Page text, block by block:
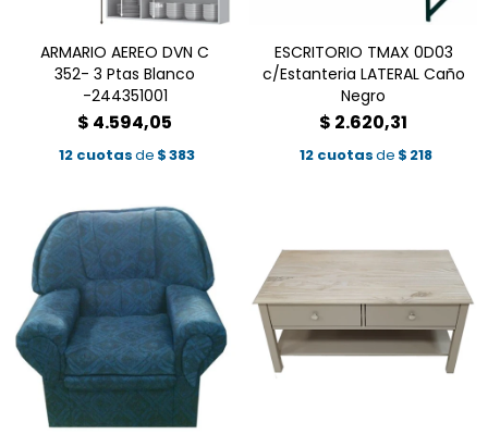
ARMARIO AEREO DVN C
352- 3 Ptas Blanco
-244351001
$ 4.594,05
12 cuotasde $383
ESCRITORIO TMAX 0D03
c/Estanteria LATERAL Caño
Negro
$ 2.620,31
12 cuotasde $ 218